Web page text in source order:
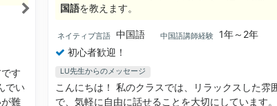
す
でい
難
国語を教えます。
ネイティブ言語 中国語 中国語講師経験
1年～2年
初心者歓迎！
LU先生からのメッセージ
こんにちは！ 私のクラスでは、リラックスした雰
で、気軽に自由に話せることを大切にしています